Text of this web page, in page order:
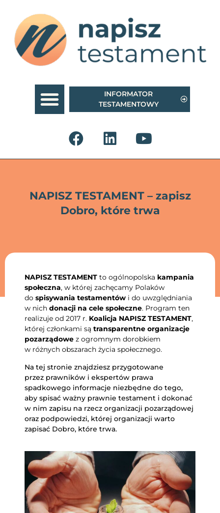
INFORMATOR
TESTAMENTOWY
NAPISZ TESTAMENT – zapisz
Dobro, które trwa
NAPISZ TESTAMENT to ogólnopolska kampania
społeczna, w której zachęcamy Polaków
do spisywania testamentów i do uwzględniania
w nich donacji na cele społeczne. Program ten
realizuje od 2017 r. Koalicja NAPISZ TESTAMENT,
której członkami są transparentne organizacje
pozarządowe z ogromnym dorobkiem
w różnych obszarach życia społecznego.
Na tej stronie znajdziesz przygotowane
przez prawników i ekspertów prawa
spadkowego informacje niezbędne do tego,
aby spisać ważny prawnie testament i dokonać
w nim zapisu na rzecz organizacji pozarządowej
oraz podpowiedzi, której organizacji warto
zapisać Dobro, które trwa.